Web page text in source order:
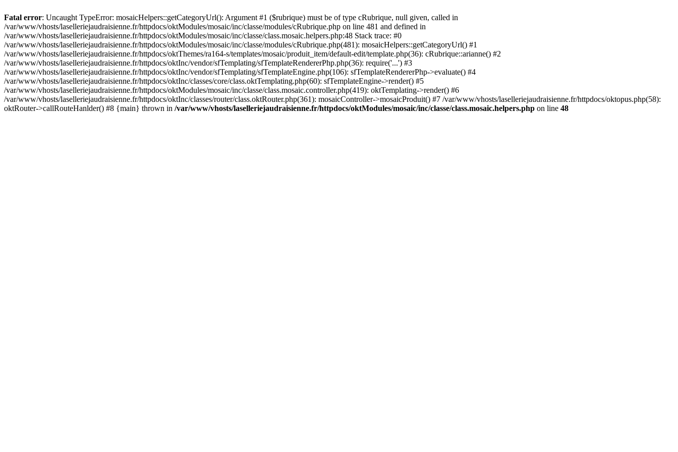
Fatal error: Uncaught TypeError: mosaicHelpers::getCategoryUrl(): Argument #1 ($rubrique) must be of type cRubrique, null given, called in
/var/www/vhosts/laselleriejaudraisienne.fr/httpdocs/oktModules/mosaic/inc/classe/modules/cRubrique.php on line 481 and defined in
/var/www/vhosts/laselleriejaudraisienne.fr/httpdocs/oktModules/mosaic/inc/classe/class.mosaic.helpers.php:48 Stack trace: #0
/var/www/vhosts/laselleriejaudraisienne.fr/httpdocs/oktModules/mosaic/inc/classe/modules/cRubrique.php(481): mosaicHelpers::getCategoryUrl() #1
/var/www/vhosts/laselleriejaudraisienne.fr/httpdocs/oktThemes/ra164-s/templates/mosaic/produit_item/default-edit/template.php(36): cRubrique::arianne() #2
/var/www/vhosts/laselleriejaudraisienne.fr/httpdocs/oktInc/vendor/sfTemplating/sfTemplateRendererPhp.php(36): require('...') #3
/var/www/vhosts/laselleriejaudraisienne.fr/httpdocs/oktInc/vendor/sfTemplating/sfTemplateEngine.php(106): sfTemplateRendererPhp->evaluate() #4
/var/www/vhosts/laselleriejaudraisienne.fr/httpdocs/oktInc/classes/core/class.oktTemplating.php(60): sfTemplateEngine->render() #5
/var/www/vhosts/laselleriejaudraisienne.fr/httpdocs/oktModules/mosaic/inc/classe/class.mosaic.controller.php(419): oktTemplating->render() #6
/var/www/vhosts/laselleriejaudraisienne.fr/httpdocs/oktInc/classes/router/class.oktRouter.php(361): mosaicController->mosaicProduit() #7 /var/www/vhosts/laselleriejaudraisienne.fr/httpdocs/oktopus.php(58):
oktRouter->callRouteHanlder() #8 {main} thrown in /var/www/vhosts/laselleriejaudraisienne.fr/httpdocs/oktModules/mosaic/inc/classe/class.mosaic.helpers.php on line 48